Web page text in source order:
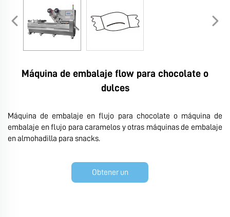
Máquina de embalaje flow para chocolate o
dulces
Máquina de embalaje en flujo para chocolate o máquina de
embalaje en flujo para caramelos y otras máquinas de embalaje
en almohadilla para snacks.
Obtener un